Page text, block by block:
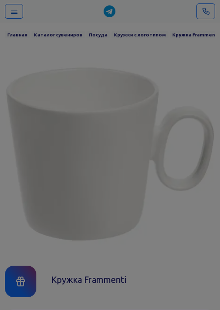
Главная Каталог сувениров Посуда Кружки с логотипом Кружка Frammenti
Кружка Frammenti